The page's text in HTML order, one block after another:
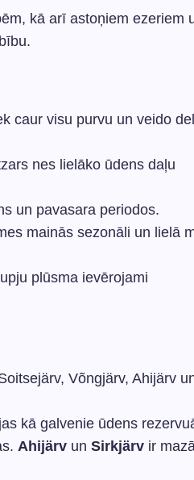
kā arī astoņiem ezeriem
caur visu purvu un veido
nes lielāko ūdens daļu
un pavasara periodos.
mainās sezonāli un lielā
plūsma ievērojami
Võngjärv, Ahijärv
kā galvenie ūdens
Ahijärv un Sirkjärv ir